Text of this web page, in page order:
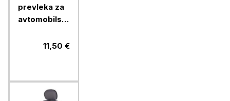
prevleka za
avtomobilski
prednja,11,50 €